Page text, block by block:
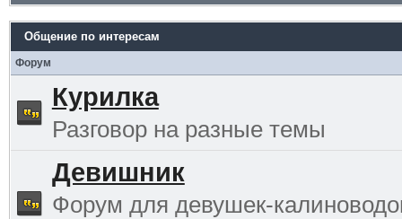
Общение по интересам
Форум
Курилка
Разговор на разные темы
Девишник
Форум для девушек-